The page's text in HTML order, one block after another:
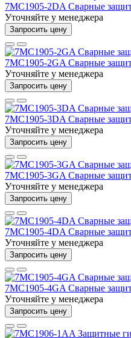
7MC1905-2DA Сварные
Уточняйте у менеджера
Запросить цену
7MC1905-2GA Сварные
Уточняйте у менеджера
Запросить цену
7MC1905-3DA Сварные
Уточняйте у менеджера
Запросить цену
7MC1905-3GA Сварные
Уточняйте у менеджера
Запросить цену
7MC1905-4DA Сварные
Уточняйте у менеджера
Запросить цену
7MC1905-4GA Сварные
Уточняйте у менеджера
Запросить цену